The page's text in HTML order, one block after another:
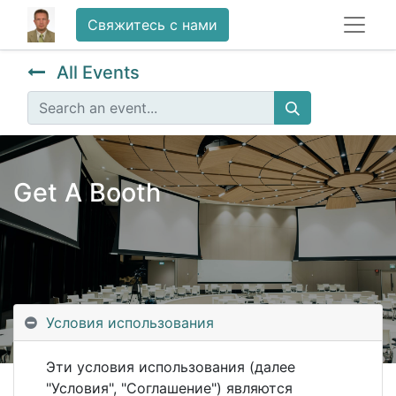
Свяжитесь с нами
All Events
Get A Booth
Условия использования
Эти условия использования (далее
"Условия", "Соглашение") являются